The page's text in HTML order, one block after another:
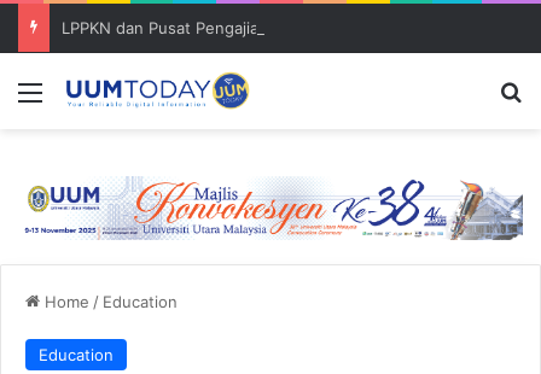
Menu
Home / Education
Education